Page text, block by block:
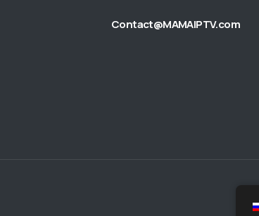
Contact@MAMAIPTV.com